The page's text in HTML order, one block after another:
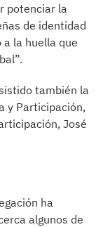
potenciar la
de identidad
la huella que
también la
y Participación,
José
ha
algunos de